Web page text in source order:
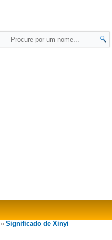
»Significado de Xinyi